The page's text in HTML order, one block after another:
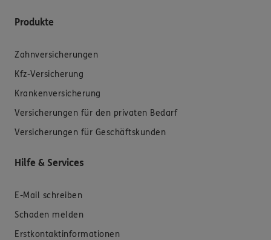
Produkte
Zahnversicherungen
Kfz-Versicherung
Krankenversicherung
Versicherungen für den privaten Bedarf
Versicherungen für Geschäftskunden
Hilfe & Services
E-Mail schreiben
Schaden melden
Erstkontaktinformationen